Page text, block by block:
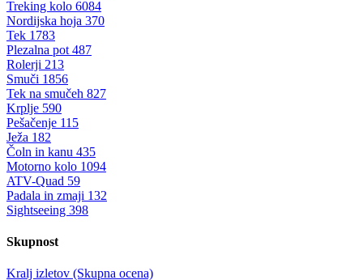
Treking kolo 6084
Nordijska hoja 370
Tek 1783
Plezalna pot 487
Rolerji 213
Smuči 1856
Tek na smučeh 827
Krplje 590
Pešačenje 115
Ježa 182
Čoln in kanu 435
Motorno kolo 1094
ATV-Quad 59
Padala in zmaji 132
Sightseeing 398
Skupnost
Kralj izletov (Skupna ocena)